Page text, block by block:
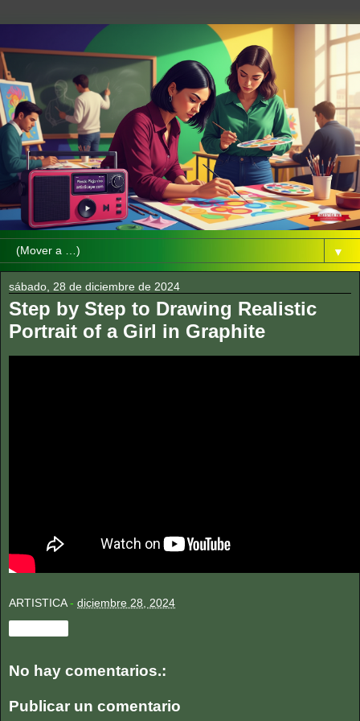
▼
sábado, 28 de diciembre de 2024
Step by Step to Drawing Realistic
Portrait of a Girl in Graphite
ARTISTICA - diciembre 28, 2024
No hay comentarios.:
Publicar un comentario